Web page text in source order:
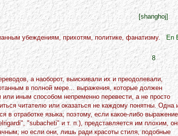
[shanghoj]
убеждениям, прихотям, политике, фанатизму. En
8
а наоборот, выискивали их и преодолевали,
в полной мере... выражения, которые должен
иным способом непременно перевести, а не просто
читателю или оказаться не каждому понятны. Одна
в отработке языка; поэтому, если какое-либо
"subacheti" и т. п.), представляется им плохим,
но если они, лишь ради красоты стиля, подобные